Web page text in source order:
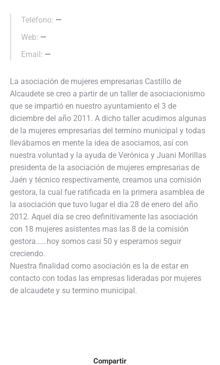
Teléfono: —
Web: —
Email: —
La asociación de mujeres empresarias Castillo de
Alcaudete se creo a partir de un taller de asociacionismo
que se impartió en nuestro ayuntamiento el 3 de
diciembre del año 2011. A dicho taller acudimos algunas
de la mujeres empresarias del termino municipal y todas
llevábamos en mente la idea de asociarnos, así con
nuestra voluntad y la ayuda de Verónica y Juani Morillas
presidenta de la asociación de mujeres empresarias de
Jaén y técnico respectivamente, creamos una comisión
gestora, la cual fue ratificada en la primera asamblea de
la asociación que tuvo lugar el dia 28 de enero del año
2012. Aquel día se creo definitivamente las asociación
con 18 mujeres asistentes mas las 8 de la comisión
gestora……hoy somos casi 50 y esperamos seguir
creciendo.
Nuestra finalidad como asociación es la de estar en
contacto con todas las empresas lideradas por mujeres
de alcaudete y su termino municipal.
Compartir